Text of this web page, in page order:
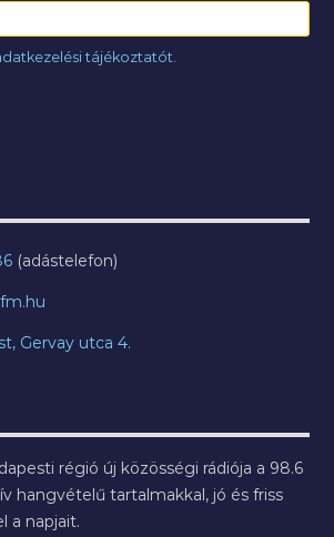
tájékoztatót.
Gervay utca 4.
régió új közösségi rádiója a 98.6
hangvételű tartalmakkal, jó és friss
a napjait.